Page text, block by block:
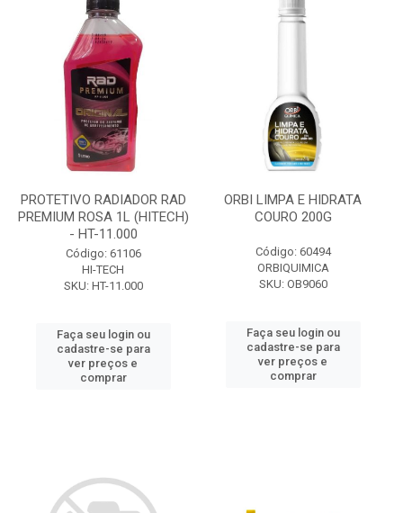
PROTETIVO RADIADOR RAD
PREMIUM ROSA 1L (HITECH)
- HT-11.000
Código: 61106
HI-TECH
SKU: HT-11.000
Faça seu login ou
cadastre-se para
ver preços e
comprar
ORBI LIMPA E HIDRATA
COURO 200G
Código: 60494
ORBIQUIMICA
SKU: OB9060
Faça seu login ou
cadastre-se para
ver preços e
comprar